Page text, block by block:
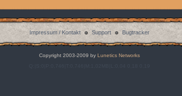
Impressum / Kontakt Support Bugtracker
Copyright 2003-2009 byLunetics Networks